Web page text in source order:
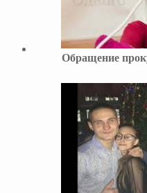
Обращение